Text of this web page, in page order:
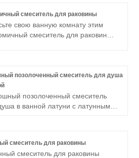
смеситель для раковины
свою ванную комнату этим
смеситель для раковины с
позолоченный смеситель для душа
позолоченный смеситель
в ванной латуни с латунным
и долговечен.
смеситель для раковины
смеситель для раковины